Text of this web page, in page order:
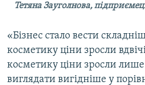
Тетяна Зауголнова,
«Бізнес стало вести
косметику ціни зросли
косметику ціни зросли
виглядати вигідніше у